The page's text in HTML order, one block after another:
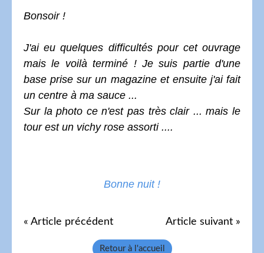
Bonsoir !
J'ai eu quelques difficultés pour cet ouvrage
mais le voilà terminé ! Je suis partie d'une
base prise sur un magazine et ensuite j'ai fait
un centre à ma sauce ...
Sur la photo ce n'est pas très clair ... mais le
tour est un vichy rose assorti ....
Bonne nuit !
« Article précédent Article suivant »
Retour à l'accueil